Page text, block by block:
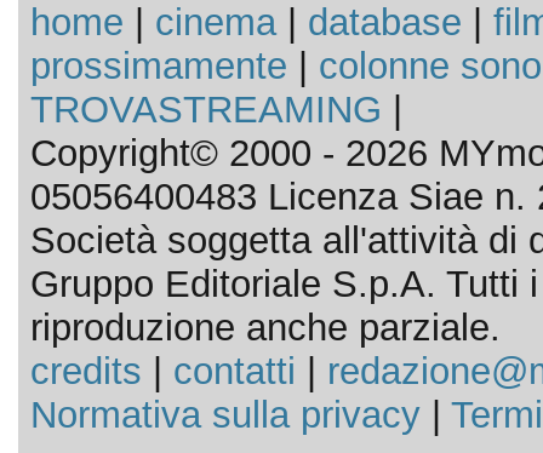
home cinema| database
prossimamente
colonne
TROVASTREAMING
Copyright© 2000 - 2026
05056400483 Licenza Siae n.
Società soggetta all'attività di
Gruppo Editoriale S.p.A. Tutti
riproduzione anche parziale.
credits
contatti
Normativa sulla privacy|